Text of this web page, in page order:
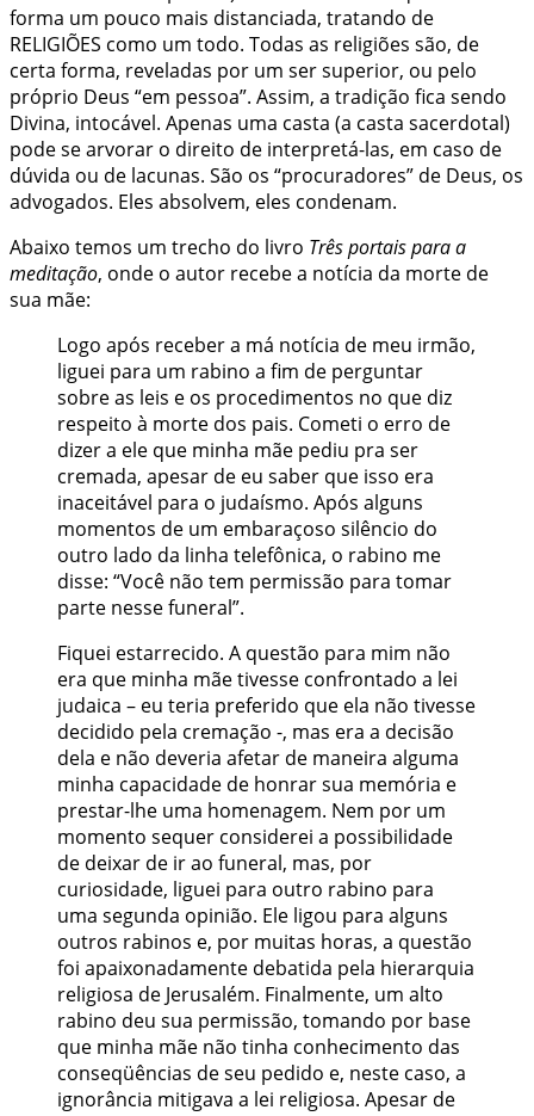
forma um pouco mais distanciada, tratando de
RELIGIÕES como um todo. Todas as religiões são, de
certa forma, reveladas por um ser superior, ou pelo
próprio Deus “em pessoa”. Assim, a tradição fica sendo
Divina, intocável. Apenas uma casta (a casta sacerdotal)
pode se arvorar o direito de interpretá-las, em caso de
dúvida ou de lacunas. São os “procuradores” de Deus, os
advogados. Eles absolvem, eles condenam.
Abaixo temos um trecho do livro Três portais para a
meditação, onde o autor recebe a notícia da morte de
sua mãe:
Logo após receber a má notícia de meu irmão,
liguei para um rabino a fim de perguntar
sobre as leis e os procedimentos no que diz
respeito à morte dos pais. Cometi o erro de
dizer a ele que minha mãe pediu pra ser
cremada, apesar de eu saber que isso era
inaceitável para o judaísmo. Após alguns
momentos de um embaraçoso silêncio do
outro lado da linha telefônica, o rabino me
disse: “Você não tem permissão para tomar
parte nesse funeral”.
Fiquei estarrecido. A questão para mim não
era que minha mãe tivesse confrontado a lei
judaica – eu teria preferido que ela não tivesse
decidido pela cremação -, mas era a decisão
dela e não deveria afetar de maneira alguma
minha capacidade de honrar sua memória e
prestar-lhe uma homenagem. Nem por um
momento sequer considerei a possibilidade
de deixar de ir ao funeral, mas, por
curiosidade, liguei para outro rabino para
uma segunda opinião. Ele ligou para alguns
outros rabinos e, por muitas horas, a questão
foi apaixonadamente debatida pela hierarquia
religiosa de Jerusalém. Finalmente, um alto
rabino deu sua permissão, tomando por base
que minha mãe não tinha conhecimento das
conseqüências de seu pedido e, neste caso, a
ignorância mitigava a lei religiosa. Apesar de